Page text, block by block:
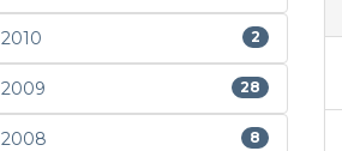
2010 2
2009 28
2008 8